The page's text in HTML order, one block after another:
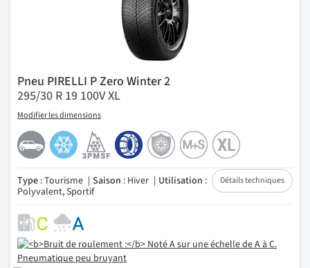
Pneu PIRELLI P Zero Winter 2
295/30 R 19 100V XL
Modifier les dimensions
Détails techniques
Type : Tourisme Saison : Hiver Utilisation :
Polyvalent, Sportif